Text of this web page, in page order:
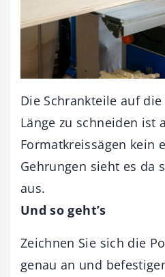
Die Schrankteile auf
Länge zu schneiden ist
Formatkreissägen kein
Gehrungen sieht es da
aus.
Und so geht’s
Zeichnen Sie sich die
genau an und